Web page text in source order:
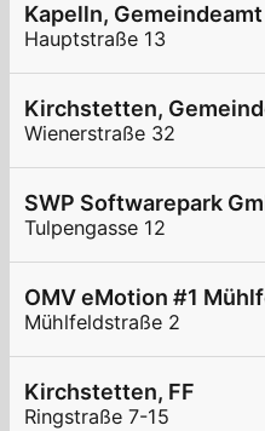
Kapelln, Gemeindeamt
Hauptstraße 13
Kirchstetten,
Wienerstraße 32
SWP Softwarepark
Tulpengasse 12
OMV eMotion #1
Mühlfeldstraße 2
Kirchstetten, FF
Ringstraße 7-15